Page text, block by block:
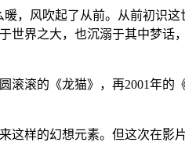
，风吹起了从前。从前初识
世界之大，也沉溺于其中梦话
滚的《龙猫》，再2001年的
这样的幻想元素。但这次在影